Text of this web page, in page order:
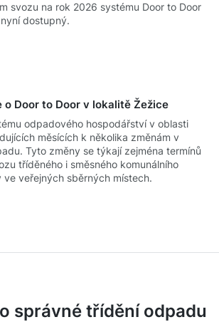
svozu na rok 2026 systému Door to Door
dostupný.
Door to Door v lokalitě Žežice
odpadového hospodářství v oblasti
měsících k několika změnám v
Tyto změny se týkají zejména termínů
tříděného i směsného komunálního
veřejných sběrných místech.
správné třídění odpadu